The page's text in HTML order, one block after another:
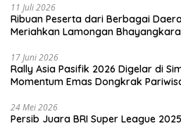
11 Juli 2026
Ribuan Peserta dari Berbagai
Meriahkan Lamongan Bhayangkara
17 Juni 2026
Rally Asia Pasifik 2026 Digelar di
Momentum Emas Dongkrak
24 Mei 2026
Persib Juara BRI Super League